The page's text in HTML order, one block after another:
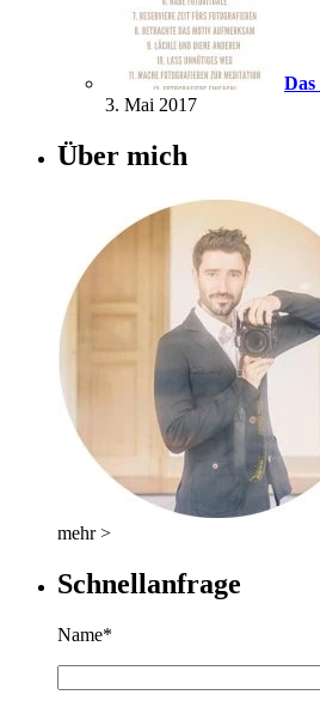
3. Mai 2017
Über mich
mehr >
Schnellanfrage
Name*